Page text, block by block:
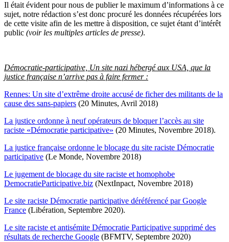
Il était évident pour nous de publier le maximum d’informations à ce
sujet, notre rédaction s’est donc procuré les données récupérées lors
de cette visite afin de les mettre à disposition, ce sujet étant d’intérêt
public (voir les multiples articles de presse).
Démocratie-participative, Un site nazi hébergé aux USA, que la
justice française n’arrive pas à faire fermer :
Rennes: Un site d’extrême droite accusé de ficher des militants de la
cause des sans-papiers (20 Minutes, Avril 2018)
La justice ordonne à neuf opérateurs de bloquer l’accès au site
raciste «Démocratie participative» (20 Minutes, Novembre 2018).
La justice française ordonne le blocage du site raciste Démocratie
participative (Le Monde, Novembre 2018)
Le jugement de blocage du site raciste et homophobe
DemocratieParticipative.biz (NextInpact, Novembre 2018)
Le site raciste Démocratie participative déréférencé par Google
France (Libération, Septembre 2020).
Le site raciste et antisémite Démocratie Participative supprimé des
résultats de recherche Google (BFMTV, Septembre 2020)